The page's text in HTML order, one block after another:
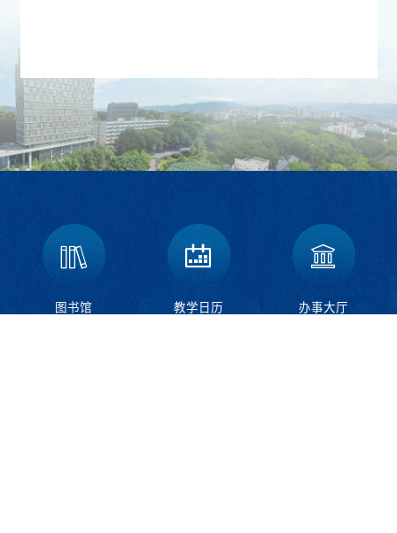
图书馆 教学日历 办事大厅